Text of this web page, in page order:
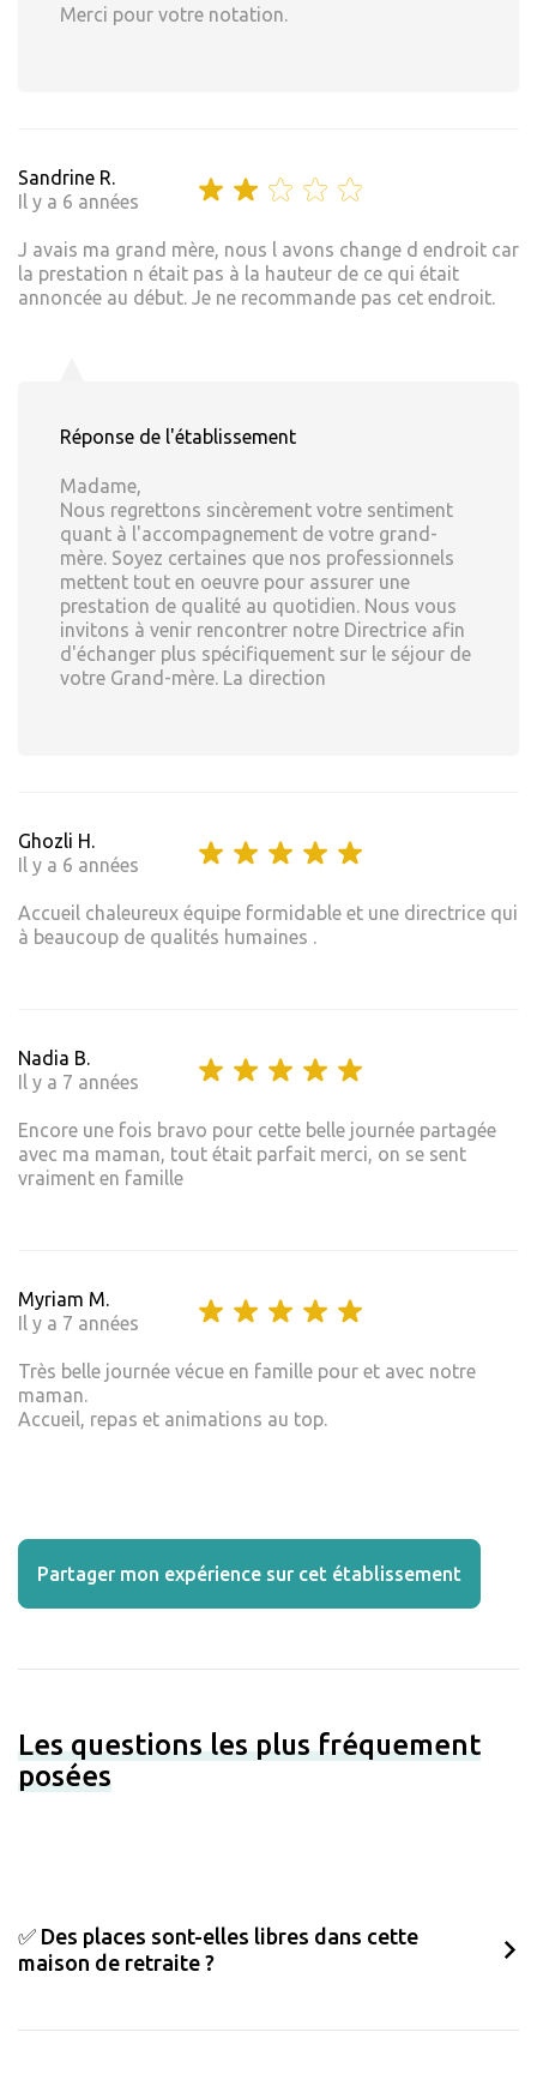
Merci pour votre notation.
Sandrine R.
Il y a 6 années
J avais ma grand mère, nous l avons change d endroit car
la prestation n était pas à la hauteur de ce qui était
annoncée au début. Je ne recommande pas cet endroit.
Réponse de l'établissement
Madame,
Nous regrettons sincèrement votre sentiment
quant à l'accompagnement de votre grand-
mère. Soyez certaines que nos professionnels
mettent tout en oeuvre pour assurer une
prestation de qualité au quotidien. Nous vous
invitons à venir rencontrer notre Directrice afin
d'échanger plus spécifiquement sur le séjour de
votre Grand-mère. La direction
Ghozli H.
Il y a 6 années
Accueil chaleureux équipe formidable et une directrice qui
à beaucoup de qualités humaines .
Nadia B.
Il y a 7 années
Encore une fois bravo pour cette belle journée partagée
avec ma maman, tout était parfait merci, on se sent
vraiment en famille
Myriam M.
Il y a 7 années
Très belle journée vécue en famille pour et avec notre
maman.
Accueil, repas et animations au top.
Partager mon expérience sur cet établissement
Les questions les plus fréquement
posées
✅ Des places sont-elles libres dans cette
maison de retraite ?